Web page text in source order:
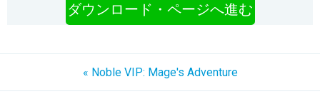
ダウンロード・ページへ進む
« Noble VIP: Mage's Adventure